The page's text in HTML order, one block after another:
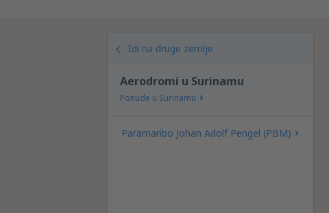
Idi na druge zemlje
Aerodromi u Surinamu
Ponude u Surinamu
Paramaribo Johan Adolf Pengel (PBM)